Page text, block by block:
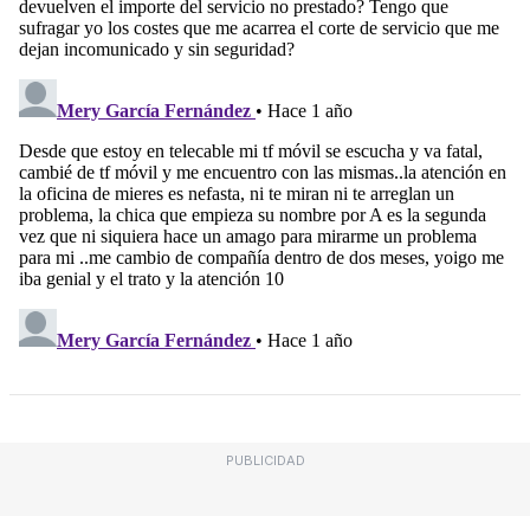
PUBLICIDAD